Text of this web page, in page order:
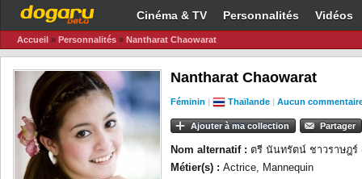
Cinéma & TV Personnalités Vidéos
Accueil » Personnalités » Nantharat Chaowarat
Nantharat Chaowarat
Féminin | Thaïlande | Aucun
Ajouter à ma collection Partager
Nom alternatif : ตรี นันทรัตน์ ชาวราษฎร์
Métier(s) : Actrice, Mannequin